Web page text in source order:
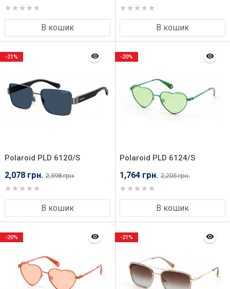
В кошик В кошик
Polaroid PLD 6120/S
V8454C3
2,078 грн. 2,598 грн.
В кошик
-21%
Polaroid PLD 6124/S
1ED54UC
1,764 грн. 2,205 грн.
В кошик
-20%
-20% -21%